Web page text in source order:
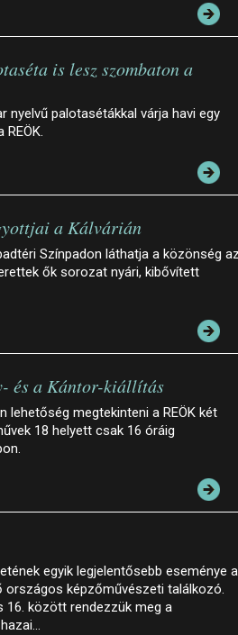
is lesz szombaton a
nyelvű palotasétákkal várja havi egy
a Kálvárián
Színpadon láthatja a közönség
ők sorozat nyári, kibővített
és a Kántor-kiállítás
lehetőség megtekinteni a REÖK két
18 helyett csak 16 óráig
egyik legjelentősebb eseménye a
országos képzőművészeti találkozó.
16. között rendezzük meg a